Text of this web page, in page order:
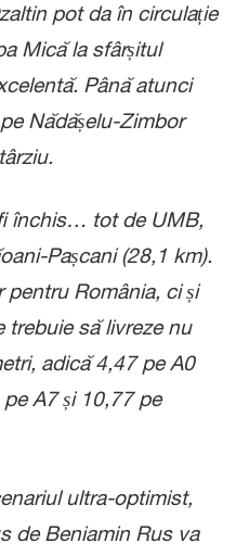
pot da în circulație
Mică la sfârșitul
Până atunci
Nădășelu-Zimbor
închis… tot de UMB,
Pașcani (28,1 km).
pentru România, ci și
trebuie să livreze nu
adică 4,47 pe A0
A7 și 10,77 pe
ultra-optimist,
de Beniamin Rus va